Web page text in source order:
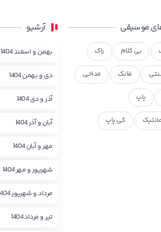
موسیقی
بی کلام راک
فانک مداحی
پاپ
کی پاپ
آرشیو
بهمن و اسفند 1404
دی و بهمن 1404
آذر و دی 1404
آبان و آذر 1404
مهر و آبان 1404
شهریور و مهر 1404
مرداد و شهریور 1404
تیر و مرداد 1404